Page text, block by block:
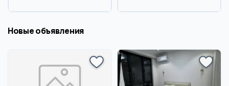
Новые объявления